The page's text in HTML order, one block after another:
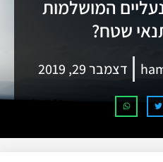
המושלמות
שטח?
דצמבר 29, 2019